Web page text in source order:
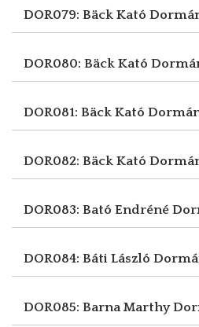
DOR079: Bäck Kató
DOR080: Bäck Kató
DOR081: Bäck Kató
DOR082: Bäck Kató
DOR083: Bató Endréné
DOR084: Báti László
DOR085: Barna Marthy